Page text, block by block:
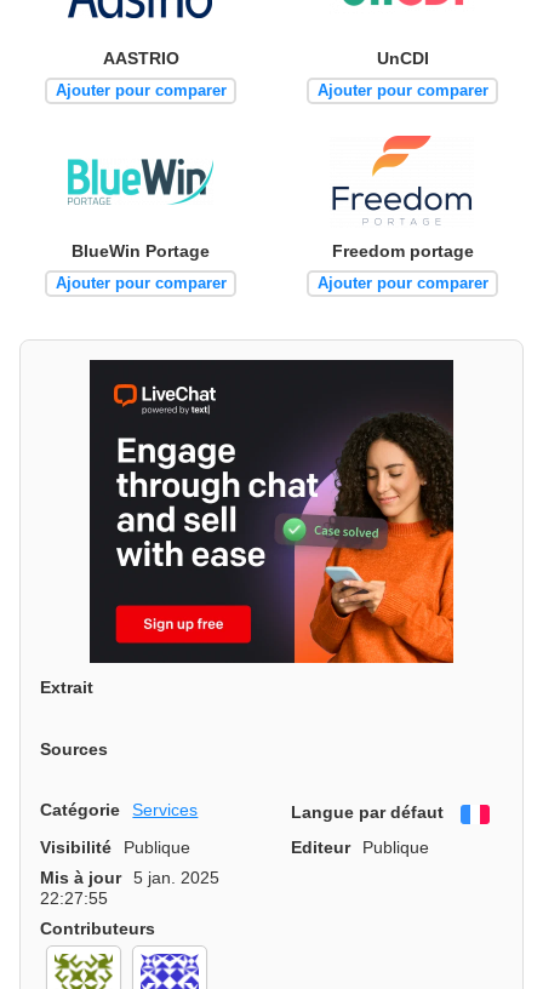
AASTRIO
Ajouter pour comparer
UnCDI
Ajouter pour comparer
BlueWin Portage
Ajouter pour comparer
Freedom portage
Ajouter pour comparer
Extrait
Sources
Catégorie Services Langue par défaut
Visibilité
Publique Editeur
Publique
Mis à jour
5 jan. 2025
22:27:55
Contributeurs